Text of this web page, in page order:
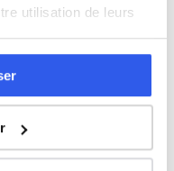
utilisation de leurs